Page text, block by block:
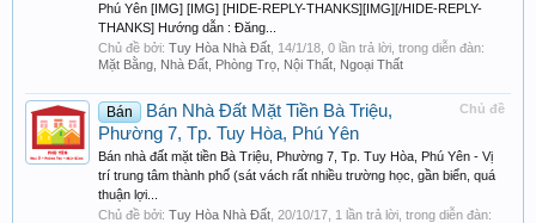
Phú Yên [IMG] [IMG] [HIDE-REPLY-THANKS][IMG][/HIDE-REPLY-
THANKS] Hướng dẫn : Đăng...
Chủ đề bởi: Tuy Hòa Nhà Đất 14/1/18 , 0 lần trả lời, trong diễn đàn:
Mặt Bằng, Nhà Đất, Phòng Trọ, Nội Thất, Ngoại Thất
Chủ đề
Bán
Bán Nhà Đất Mặt Tiền Bà Triệu,
Phường 7, Tp. Tuy Hòa, Phú Yên
Bán nhà đất mặt tiền Bà Triệu, Phường 7, Tp. Tuy Hòa, Phú Yên - Vị
trí trung tâm thành phố (sát vách rất nhiều trường học, gần biển, quá
thuận lợi...
Chủ đề bởi: Tuy Hòa Nhà Đất 20/10/17 , 1 lần trả lời, trong diễn đàn: